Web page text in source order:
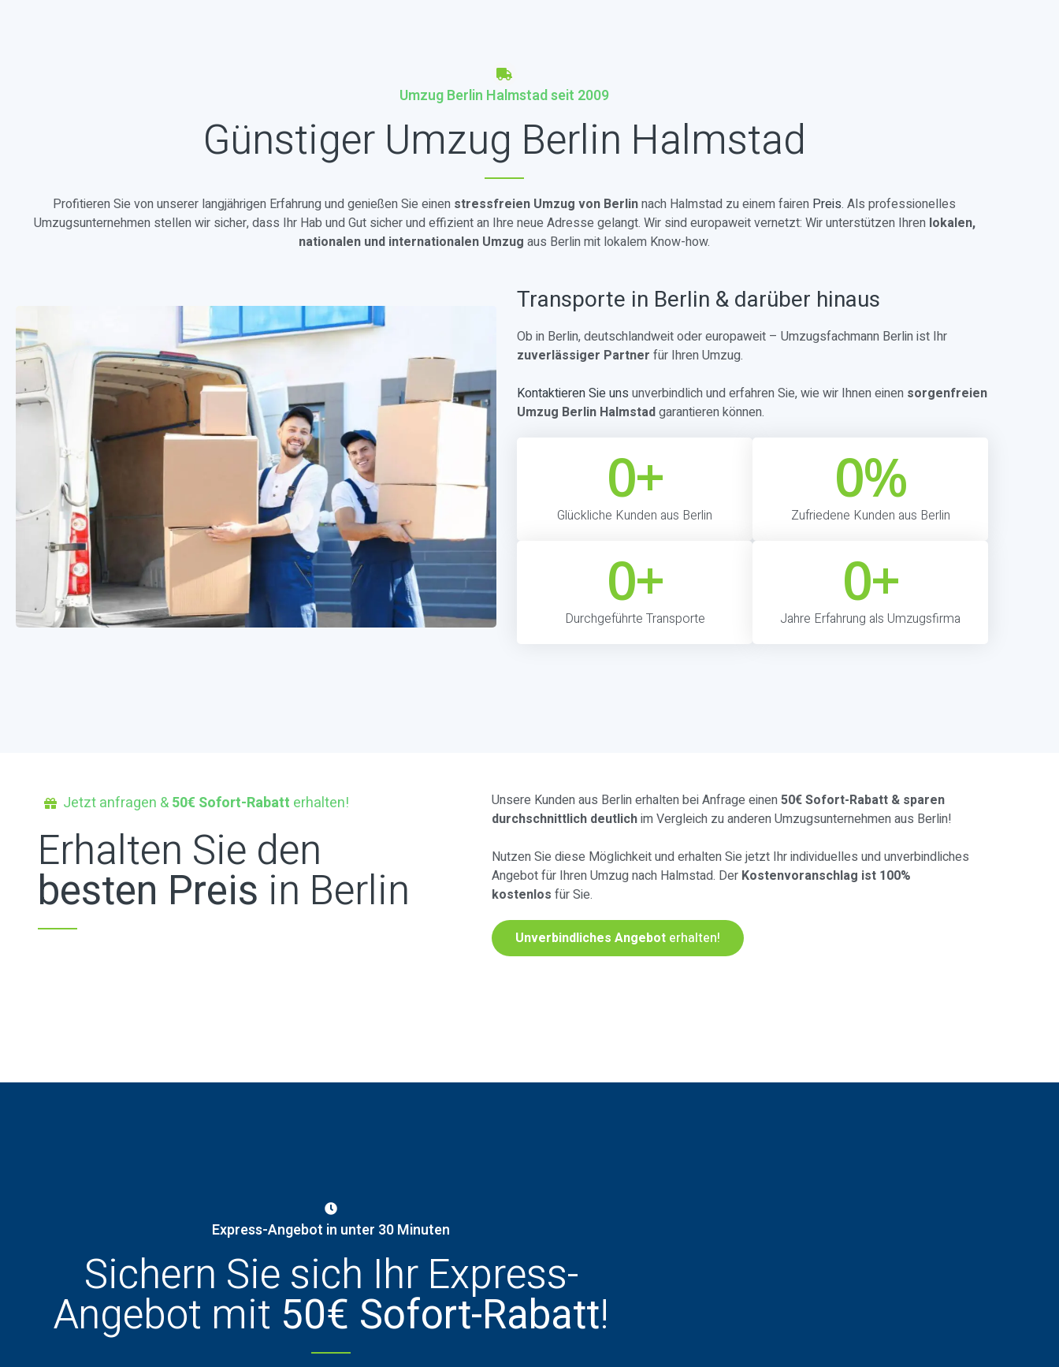
Umzug Berlin Halmstad seit 2009
Günstiger Umzug Berlin Halmstad
Profitieren Sie von unserer langjährigen Erfahrung und genießen Sie einen stressfreien Umzug von Berlinnach Halmstad zu einem fairen Preis. Als professionelles
Umzugsunternehmen stellen wir sicher, dass Ihr Hab und Gut sicher und effizient an Ihre neue Adresse gelangt. Wir sind europaweit vernetzt: Wir unterstützen Ihren lokalen,
nationalen und internationalen Umzug aus Berlin mit lokalem Know-how.
Transporte in Berlin & darüber hinaus
Ob in Berlin, deutschlandweit oder europaweit – Umzugsfachmann Berlin ist Ihr
zuverlässiger Partner für Ihren Umzug.
Kontaktieren Sie uns unverbindlich und erfahren Sie, wie wir Ihnen einen sorgenfreien
Umzug Berlin Halmstadgarantieren können.
Glückliche Kunden aus Berlin
0+
Zufriedene Kunden aus Berlin
0%
Durchgeführte Transporte
0+
Jahre Erfahrung als Umzugsfirma
0+
Jetzt anfragen &50€ Sofort-Rabatt erhalten!
Erhalten Sie den
besten Preis in Berlin
Unsere Kunden aus Berlin erhalten bei Anfrage einen50€ Sofort-Rabatt & sparen
durchschnittlich deutlichim Vergleich zu anderen Umzugsunternehmen aus Berlin!
Nutzen Sie diese Möglichkeit und erhalten Sie jetzt Ihr individuelles und unverbindliches
Angebot für Ihren Umzug nach Halmstad. Der Kostenvoranschlag ist 100%
kostenlos für Sie.
Unverbindliches Angebot erhalten!
Express-Angebot in unter 30 Minuten
Sichern Sie sich Ihr Express-
Angebot mit 50€ Sofort-Rabatt!